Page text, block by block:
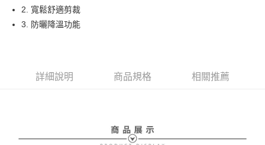
大哥付你分期
相關說明
成交易。
1.分期款項不併入電信帳單，「大哥付你分期」於每月結算日後寄送繳費提
【關於「AFTEE先享後付」】
AFTEE先享後付是「在收到商品之後才付款」的支付方式。 讓您購物簡單
３．安心：先確認商品／服務後，再付款。
ATM付款
2. 寬鬆舒適剪裁
3. 防曬降溫功能
詳細說明 商品規格 相關推薦